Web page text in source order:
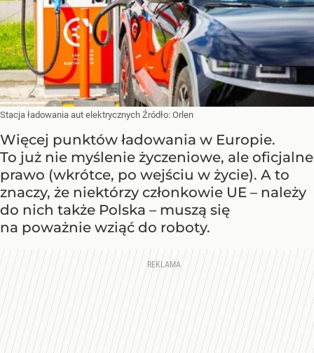
Stacja ładowania aut elektrycznych Źródło: Orlen
Więcej punktów ładowania w Europie.
To już nie myślenie życzeniowe, ale oficjalne
prawo (wkrótce, po wejściu w życie). A to
znaczy, że niektórzy członkowie UE – należy
do nich także Polska – muszą się
na poważnie wziąć do roboty.